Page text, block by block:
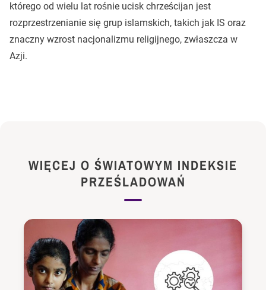
którego od wielu lat rośnie ucisk chrześcijan jest
rozprzestrzenianie się grup islamskich, takich jak IS oraz
znaczny wzrost nacjonalizmu religijnego, zwłaszcza w
Azji.
WIĘCEJ O ŚWIATOWYM INDEKSIE
PRZEŚLADOWAŃ